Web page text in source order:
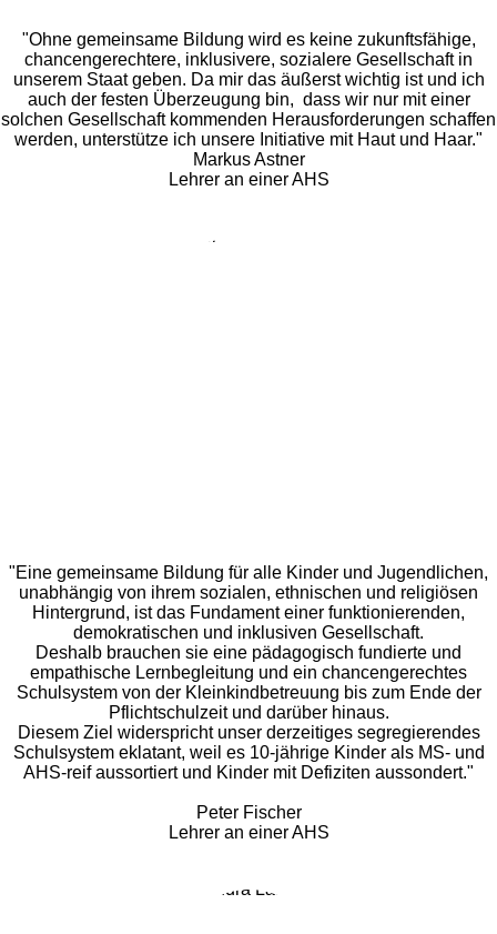
"Ohne gemeinsame Bildung wird es keine zukunftsfähige,
chancengerechtere, inklusivere, sozialere Gesellschaft in
unserem Staat geben. Da mir das äußerst wichtig ist und ich
auch der festen Überzeugung bin, dass wir nur mit einer
solchen Gesellschaft kommenden Herausforderungen schaffen
werden, unterstütze ich unsere Initiative mit Haut und Haar."
Markus Astner
Lehrer an einer AHS
"Eine gemeinsame Bildung für alle Kinder und Jugendlichen,
unabhängig von ihrem sozialen, ethnischen und religiösen
Hintergrund, ist das Fundament einer funktionierenden,
demokratischen und inklusiven Gesellschaft.
Deshalb brauchen sie eine pädagogisch fundierte und
empathische Lernbegleitung und ein chancengerechtes
Schulsystem von der Kleinkindbetreuung bis zum Ende der
Pflichtschulzeit und darüber hinaus.
Diesem Ziel widerspricht unser derzeitiges segregierendes
Schulsystem eklatant, weil es 10-jährige Kinder als MS- und
AHS-reif aussortiert und Kinder mit Defiziten aussondert."
Peter Fischer
Lehrer an einer AHS